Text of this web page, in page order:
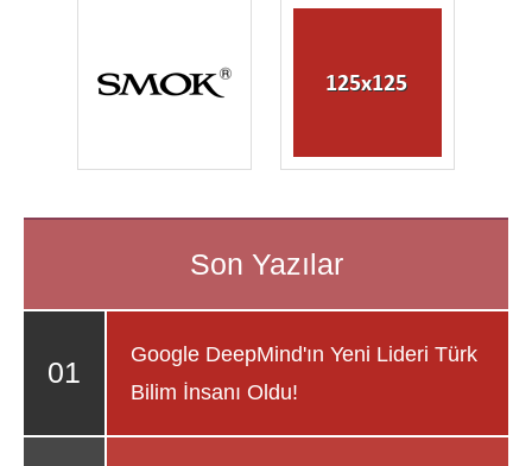
Google DeepMind'ın Yeni Lideri Türk
Bilim İnsanı Oldu!